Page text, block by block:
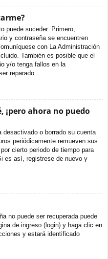
puede suceder. Primero,
y contraseña se encuentren
con La Administración
También es posible que el
y/o tenga fallos en la
reparado.
¡pero ahora no puedo
desactivado o borrado su cuenta
periódicamente remueven sus
cierto periodo de tiempo para
es así, registrese de nuevo y
no puede ser recuperada puede
de ingreso (login) y haga clic en
y estará identificado